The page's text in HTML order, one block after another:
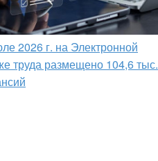
2026 г. на Электронной
труда размещено 104,6 тыс.